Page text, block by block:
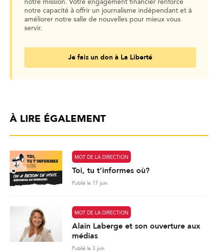
notre mission. Votre engagement financier renforce
notre capacité à offrir un journalisme indépendant et à
améliorer notre salle de nouvelles pour mieux vous
servir.
Je fais un don à La Liberté
À LIRE ÉGALEMENT
MOT DE LA DIRECTION
Toi, tu t’informes où?
Publié le 17 juin
MOT DE LA DIRECTION
Alain Laberge et son ouverture aux
médias
Publié le 3 juin